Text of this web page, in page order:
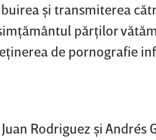
şi transmiterea
părţilor
de pornografie
Rodriguez şi Andrés